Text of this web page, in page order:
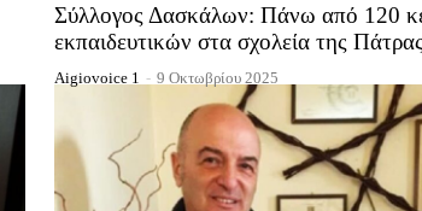
Σύλλογος Δασκάλων: Πάνω από 120
εκπαιδευτικών στα σχολεία της Πάτρας
Aigiovoice 1 - 9 Οκτωβρίου 2025